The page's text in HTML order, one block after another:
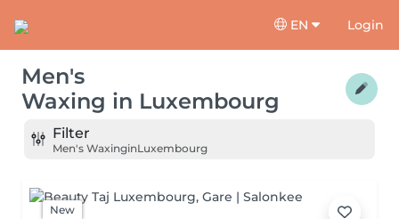
EN Login
Men's
Waxing in Luxembourg
Filter
Men's WaxinginLuxembourg
New